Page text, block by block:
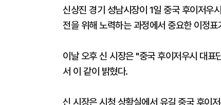
신상진 경기 성남시장이 1일 중국 후이저우
전을 위해 노력하는 과정에서 중요한 이정
이날 오후 신 시장은 "중국 후이저우시 대
서 이 같이 밝혔다.
신 시장은 시청 상황실에서 유길 중국 후이